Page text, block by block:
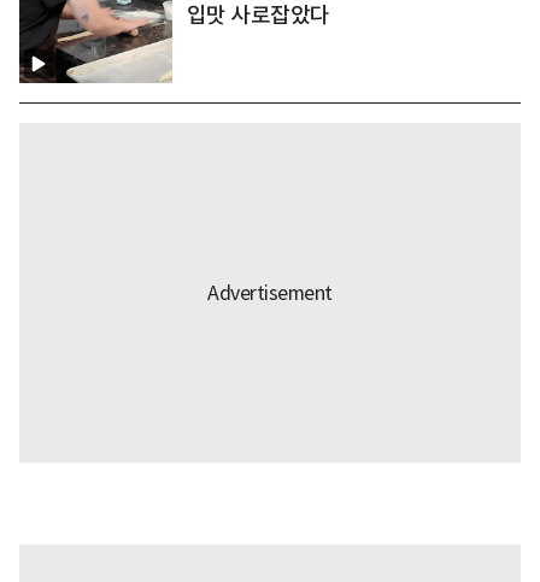
입맛 사로잡았다